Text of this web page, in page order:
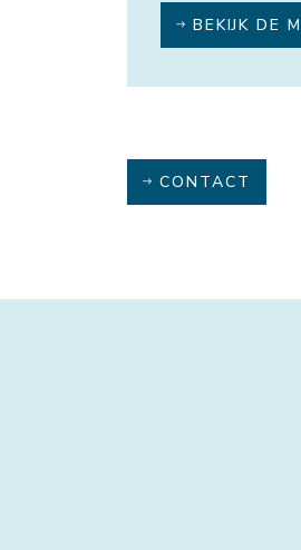
BEKIJK DE
CONTACT